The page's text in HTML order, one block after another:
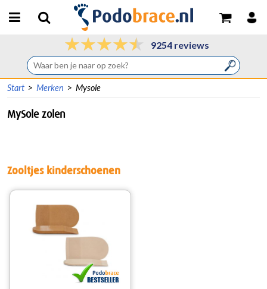
9254 reviews
Start > Merken > Mysole
MySole zolen
Zooltjes kinderschoenen